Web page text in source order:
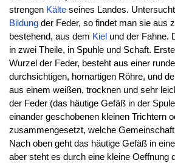
strengen Kälteseines Landes.
Bildungder Feder, so findet man sie aus
bestehend, aus dem Kiel und der Fahne.
in zwei Theile, in Spuhle und Schaft.
Wurzel der Feder, besteht aus einer
durchsichtigen, hornartigen Röhre, und
aus einem weißen, trocknen und sehr
der Feder (das häutige Gefäß in der
einander geschobenen kleinen Trichtern
zusammengesetzt, welche
Nach oben geht das häutige Gefäß in
aber steht es durch eine kleine Oeffnung